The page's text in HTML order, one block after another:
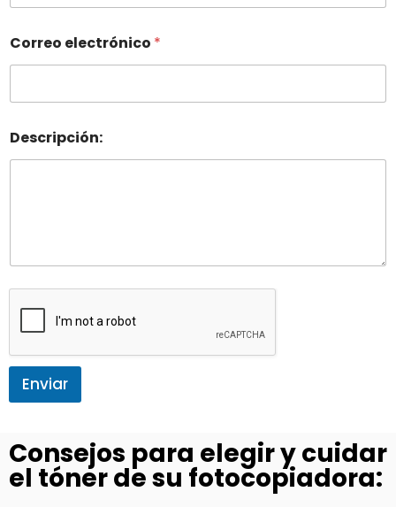
Correo electrónico *
Descripción:
Enviar
Consejos para elegir y cuidar
el tóner de su fotocopiadora: